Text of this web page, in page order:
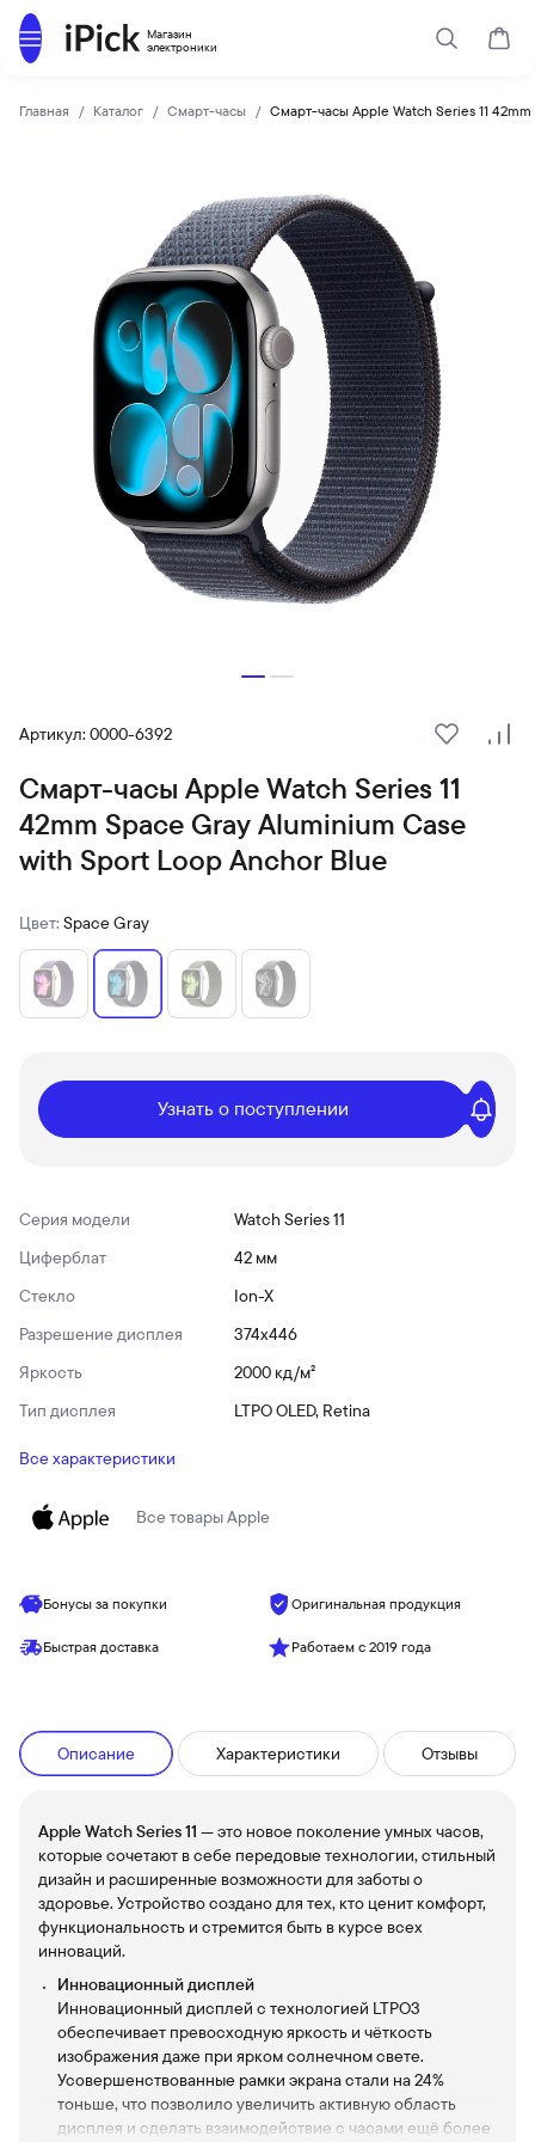
Магазин
электроники
Каталог
Поиск
Главная Каталог Смарт-часы Смарт-часы Apple Watch Series 11
Артикул: 0000-6392
В
Смарт-часы Apple Watch Series 11
42mm Space Gray Aluminium Case
with Sport Loop Anchor Blue
Цвет: Space Gray
Узнать о поступлении
Серия модели
Watch Series 11
Циферблат
42 мм
Стекло
Ion-X
Разрешение дисплея
374x446
Яркость
2000 кд/ м²
Тип дисплея
LTPO OLED, Retina
Все характеристики
Все товарыApple
Бонусы за покупки Оригинальная продукция
Быстрая доставка Работаем с 2019 года
Описание Характеристики Отзывы
Apple Watch Series 11 — это новое поколение умных часов,
которые сочетают в себе передовые технологии, стильный
дизайн и расширенные возможности для заботы о
здоровье. Устройство создано для тех, кто ценит комфорт,
функциональность и стремится быть в курсе всех
инноваций.
Инновационный дисплей
Инновационный дисплей с технологией LTPO3
обеспечивает превосходную яркость и чёткость
изображения даже при ярком солнечном свете.
Усовершенствованные рамки экрана стали на 24%
тоньше, что позволило увеличить активную область
дисплея и сделать взаимодействие с часами ещё более